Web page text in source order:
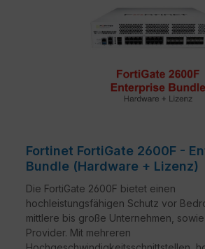
Fortinet FortiGate 2600F -
Bundle (Hardware + Lizenz)
Die FortiGate 2600F bietet einen
hochleistungsfähigen Schutz vor
mittlere bis große Unternehmen,
Provider. Mit mehreren